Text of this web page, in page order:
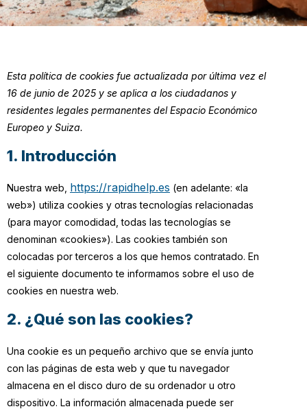
Esta política de cookies fue actualizada por última vez el
16 de junio de 2025 y se aplica a los ciudadanos y
residentes legales permanentes del Espacio Económico
Europeo y Suiza.
1. Introducción
Nuestra web, https://rapidhelp.es (en adelante: «la
web») utiliza cookies y otras tecnologías relacionadas
(para mayor comodidad, todas las tecnologías se
denominan «cookies»). Las cookies también son
colocadas por terceros a los que hemos contratado. En
el siguiente documento te informamos sobre el uso de
cookies en nuestra web.
2. ¿Qué son las cookies?
Una cookie es un pequeño archivo que se envía junto
con las páginas de esta web y que tu navegador
almacena en el disco duro de su ordenador u otro
dispositivo. La información almacenada puede ser